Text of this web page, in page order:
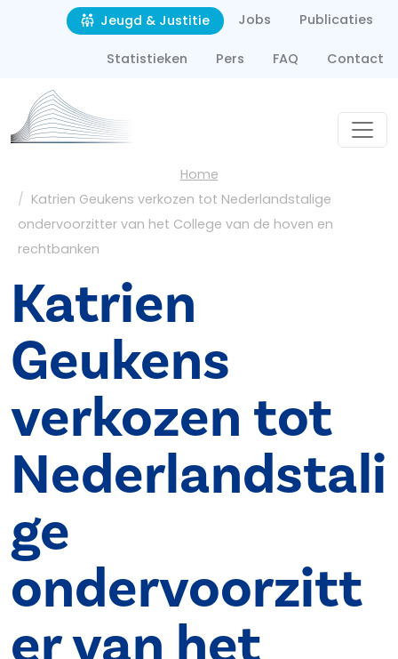
Overslaan en naar de inhoud gaan
Second navigation
Jeugd & Justitie Jobs Publicaties
Statistieken Pers FAQ Contact
Kruimelpad
Home
Katrien Geukens verkozen tot Nederlandstalige
ondervoorzitter van het College van de hoven en
rechtbanken
Katrien
Geukens
verkozen tot
Nederlandstali
ge
ondervoorzitt